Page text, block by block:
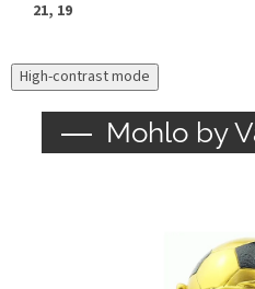
21, 19
High-contrast mode
Mohlo by